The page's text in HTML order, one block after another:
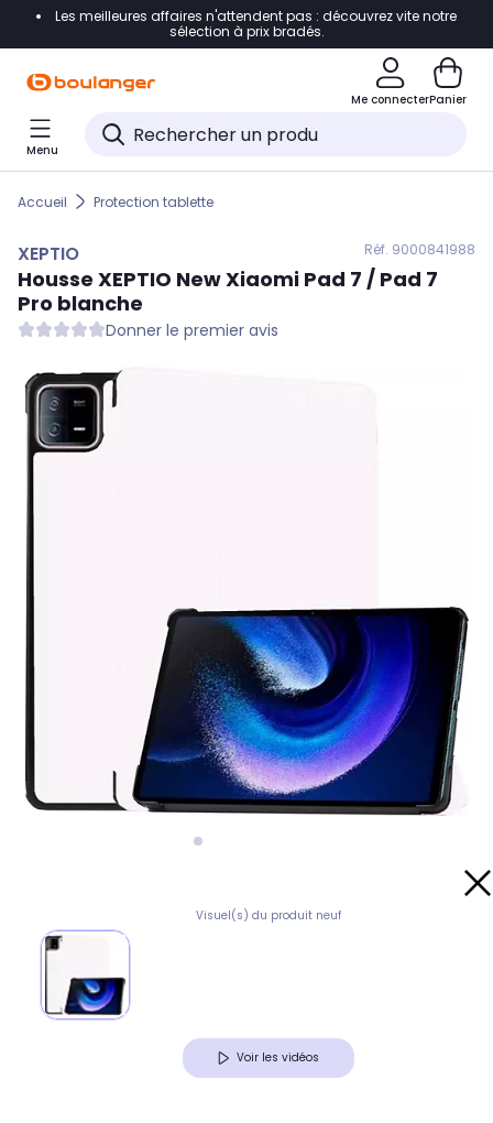
Accéder directement à la navigation
Accéder directement au pied de page
Accéder directement au chatbot
Les meilleures affaires n'attendent pas : découvrez vite notre
sélection à prix bradés.
Me connecterPanier
Menu
Accueil Protection tablette
XEPTIO Réf. 9000841988
Housse XEPTIO New Xiaomi Pad 7 / Pad 7
Pro blanche
Donner le premier avis
Visuel(s) du produit neuf
Voir les vidéos